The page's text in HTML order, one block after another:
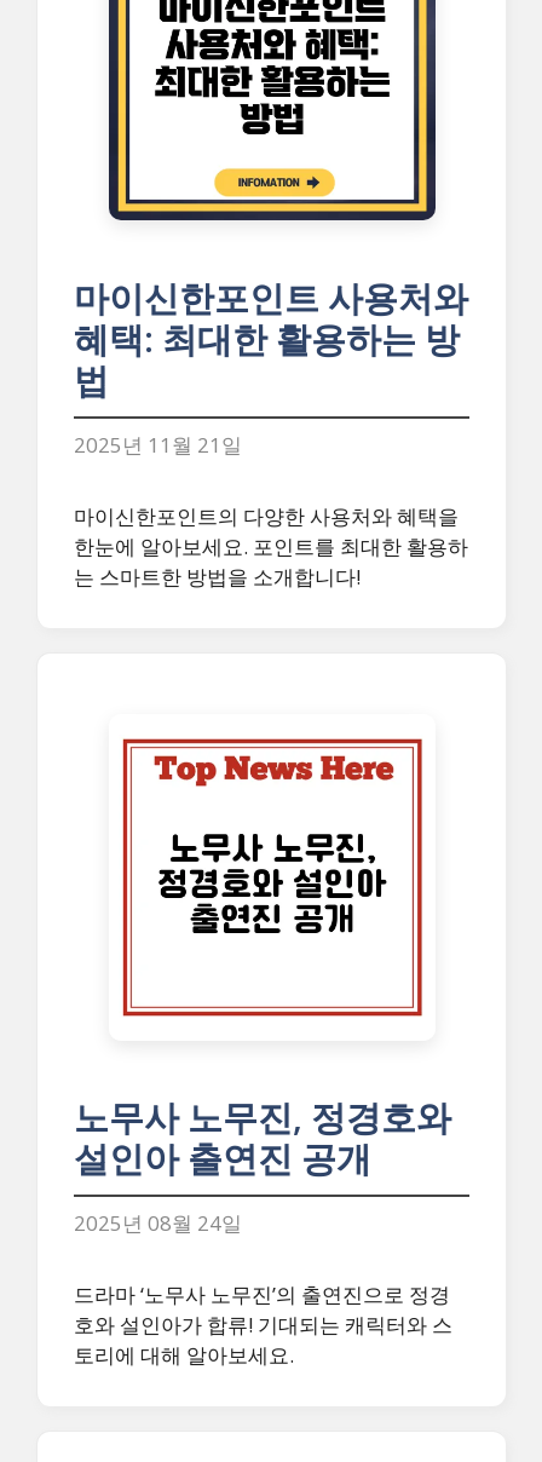
마이신한포인트 사용처와
혜택: 최대한 활용하는 방
법
2025년 11월 21일
마이신한포인트의 다양한 사용처와 혜택을
한눈에 알아보세요. 포인트를 최대한 활용하
는 스마트한 방법을 소개합니다!
노무사 노무진, 정경호와
설인아 출연진 공개
2025년 08월 24일
드라마 ‘노무사 노무진’의 출연진으로 정경
호와 설인아가 합류! 기대되는 캐릭터와 스
토리에 대해 알아보세요.